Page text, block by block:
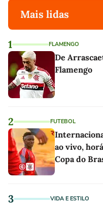
Mais lidas
1 FLAMENGO
De
Flamengo
2 FUTEBOL
ao vivo,
Copa do
3 VIDA E ESTILO